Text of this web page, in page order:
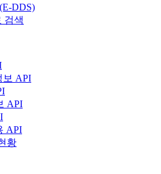
DDS)
검색
보 API
API
API
황